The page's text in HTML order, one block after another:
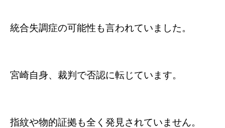
統合失調症の可能性も言われていました。
宮崎自身、裁判で否認に転じています。
指紋や物的証拠も全く発見されていません。